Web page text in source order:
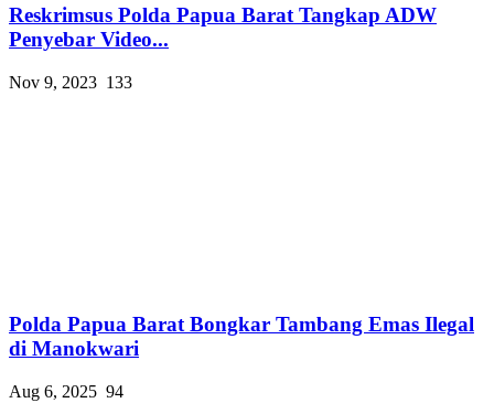
Reskrimsus Polda Papua Barat Tangkap ADW
Penyebar Video...
Nov 9, 2023 133
Polda Papua Barat Bongkar Tambang Emas Ilegal
di Manokwari
Aug 6, 2025 94